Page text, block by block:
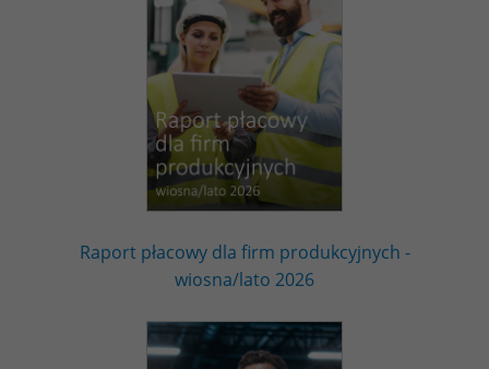
Raport płacowy dla firm produkcyjnych -
wiosna/lato 2026